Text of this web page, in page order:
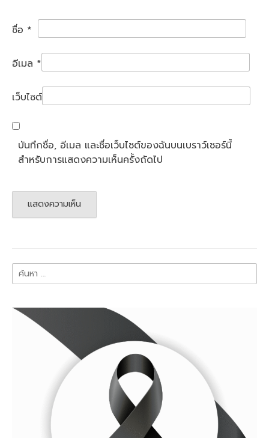
ชื่อ *
อีเมล *
เว็บไซต์
บันทึกชื่อ, อีเมล และชื่อเว็บไซต์ของฉันบนเบราว์เซอร์นี้
สำหรับการแสดงความเห็นครั้งถัดไป
ค้นหา
สำหรับ: